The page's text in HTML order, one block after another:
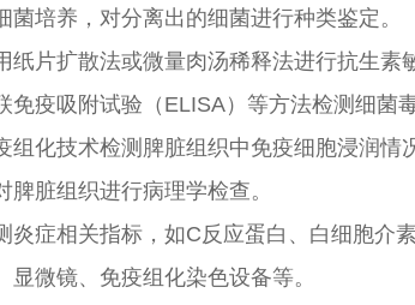
培养，对分离出的细菌进行种类鉴定。
纸片扩散法或微量肉汤稀释法进行抗生素
疫吸附试验（ELISA）等方法检测细菌
组化技术检测脾脏组织中免疫细胞浸润情
脾脏组织进行病理学检查。
炎症相关指标，如C反应蛋白、白细胞介素
微镜、免疫组化染色设备等。